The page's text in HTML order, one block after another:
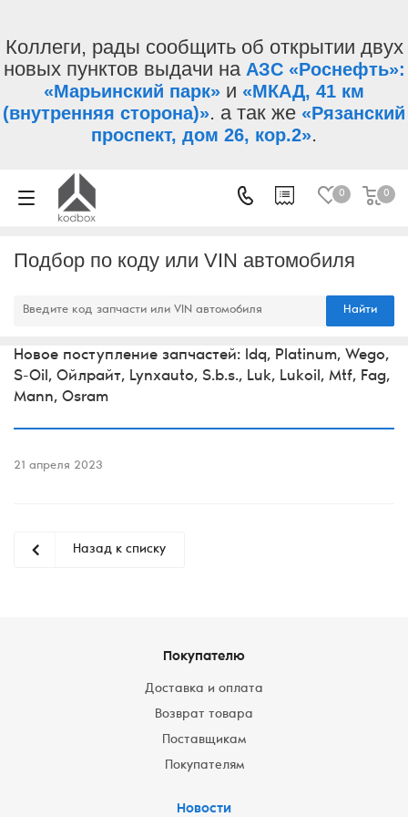
Коллеги, рады сообщить об открытии двух
новых пунктов выдачи на АЗС «Роснефть»:
«Марьинский парк» и «МКАД, 41 км
(внутренняя сторона)». а так же «Рязанский
проспект, дом 26, кор.2».
0 0
Подбор по коду или VIN автомобиля
Найти
Новое поступление запчастей: Idq, Platinum, Wego,
S-Oil, Ойлрайт, Lynxauto, S.b.s., Luk, Lukoil, Mtf, Fag,
Mann, Osram
21 апреля 2023
Назад к списку
Покупателю
Доставка и оплата
Возврат товара
Поставщикам
Покупателям
Новости